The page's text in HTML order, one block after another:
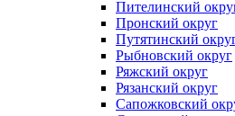
Пителинский
Пронский округ
Путятинский
Рыбновский округ
Ряжский округ
Рязанский округ
Сапожковский